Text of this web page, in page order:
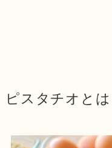
ピスタチオとは